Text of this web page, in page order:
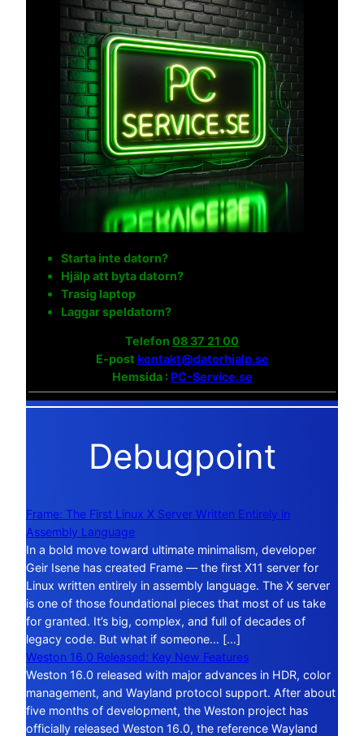
Starta inte datorn?
Hjälp att byta datorn?
Trasig laptop
Laggar speldatorn?
Telefon 08 37 21 00
E-post kontakt@datorhjalp.se
Hemsida :PC-Service.se
Debugpoint
Frame: The First Linux X Server Written Entirely in
Assembly Language
In a bold move toward ultimate minimalism, developer
Geir Isene has created Frame — the first X11 server for
Linux written entirely in assembly language. The X server
is one of those foundational pieces that most of us take
for granted. It’s big, complex, and full of decades of
legacy code. But what if someone… […]
Weston 16.0 Released: Key New Features
Weston 16.0 released with major advances in HDR, color
management, and Wayland protocol support. After about
five months of development, the Weston project has
officially released Weston 16.0, the reference Wayland